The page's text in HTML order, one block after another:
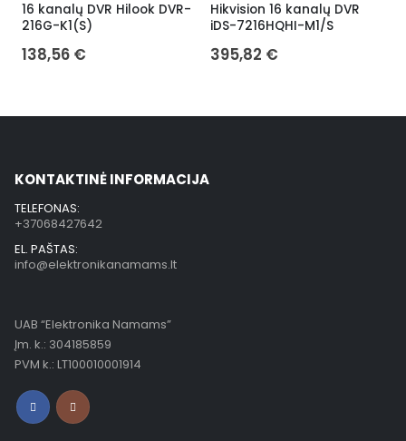
16 kanalų DVR Hilook DVR-
216G-K1(S)
138,56 €
Hikvision 16 kanalų DVR
iDS-7216HQHI-M1/S
395,82 €
KONTAKTINĖ INFORMACIJA
TELEFONAS:
+37068427642
EL. PAŠTAS:
info@elektronikanamams.lt
UAB “Elektronika Namams”
Įm. k.: 304185859
PVM k.: LT100010001914